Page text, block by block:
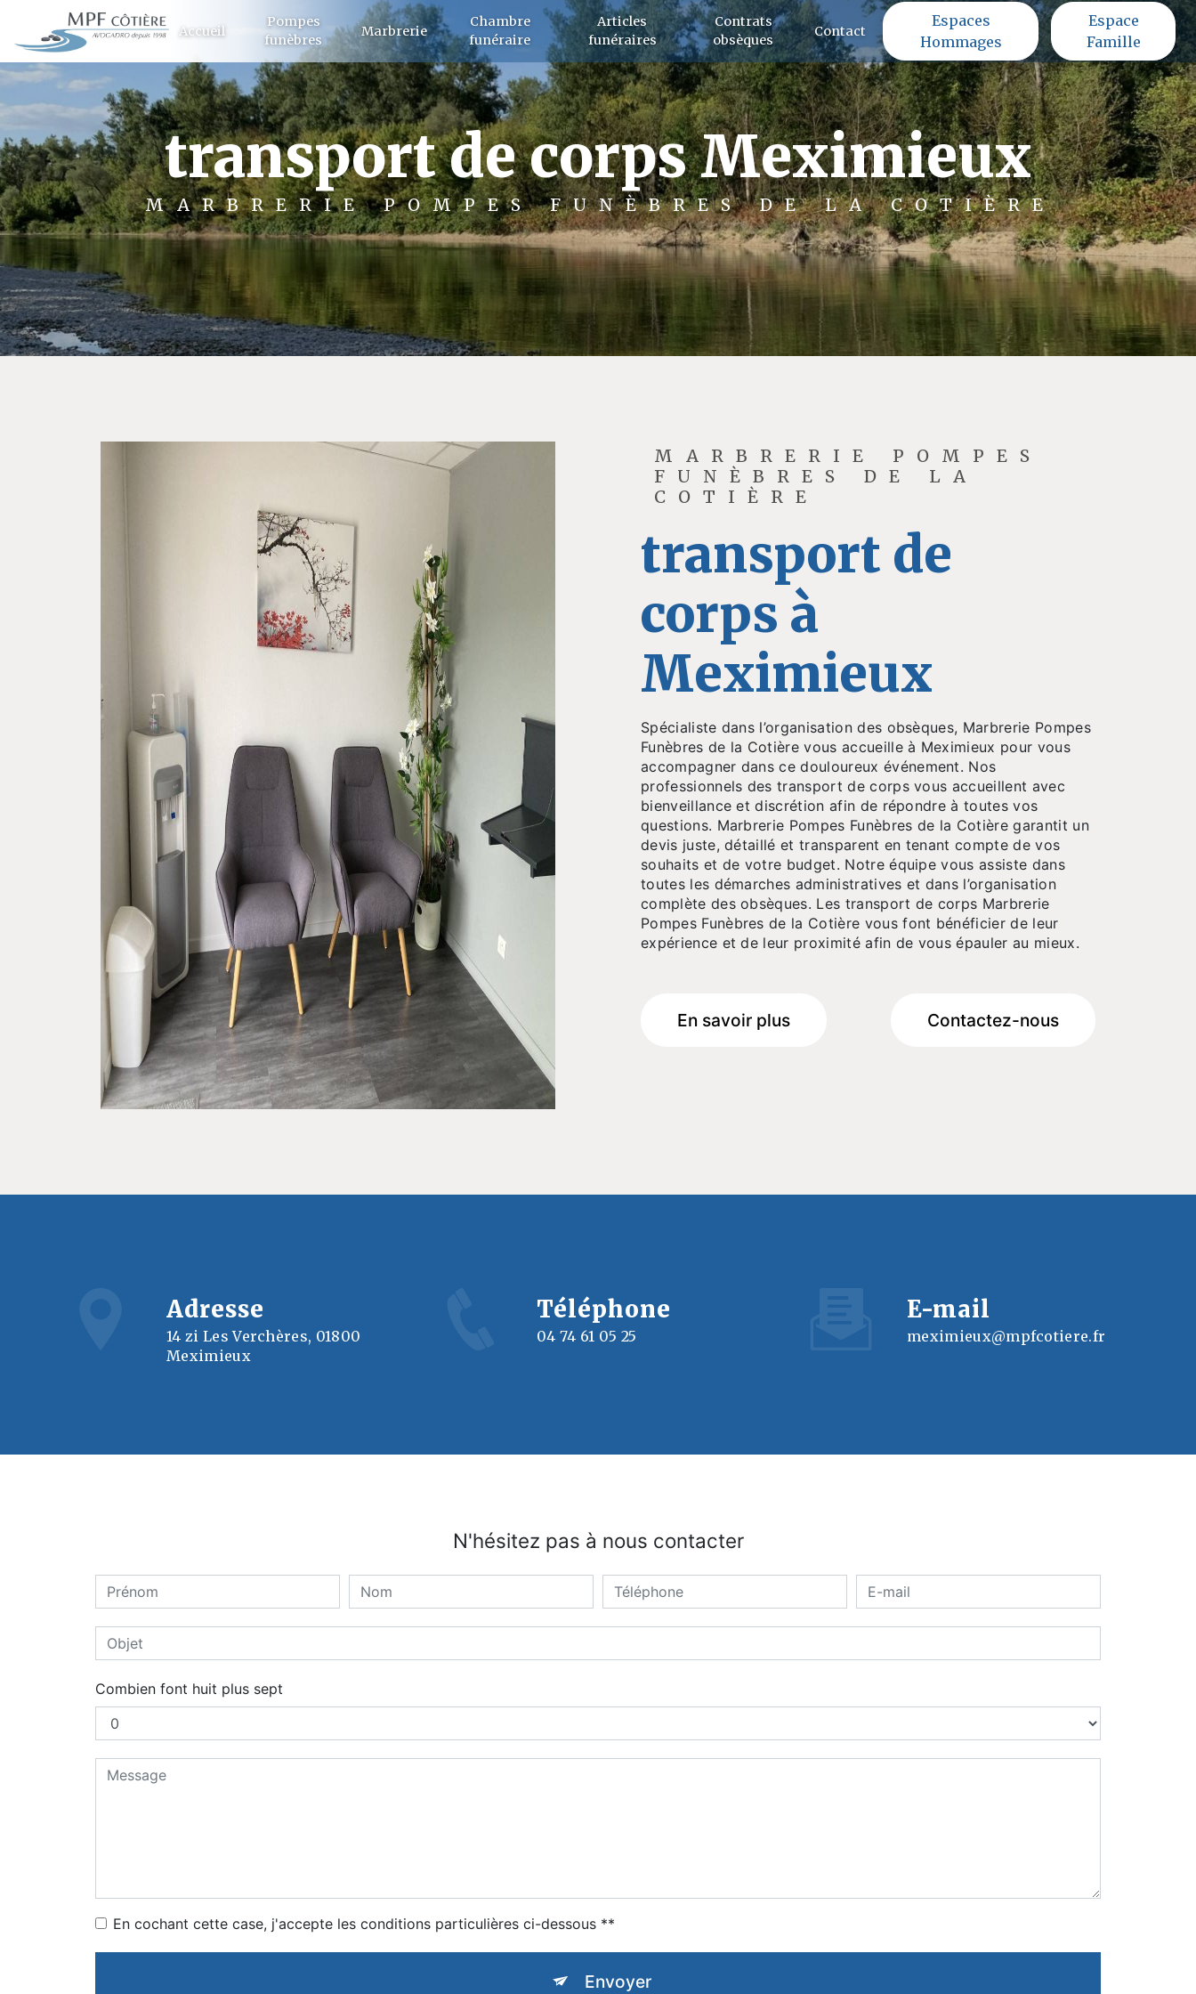
Accueil
Pompes
funèbres
Marbrerie
Chambre
funéraire
Articles
funéraires
Contrats
obsèques
Contact
Espaces
Hommages
Espace
Famille
transport de corps Meximieux
MARBRERIE POMPES FUNÈBRES DE LA COTIÈRE
MARBRERIE POMPES
FUNÈBRES DE LA
COTIÈRE
transport de
corps à
Meximieux
Spécialiste dans l’organisation des obsèques, Marbrerie Pompes
Funèbres de la Cotière vous accueille à Meximieux pour vous
accompagner dans ce douloureux événement. Nos
professionnels des transport de corps vous accueillent avec
bienveillance et discrétion afin de répondre à toutes vos
questions. Marbrerie Pompes Funèbres de la Cotière garantit un
devis juste, détaillé et transparent en tenant compte de vos
souhaits et de votre budget. Notre équipe vous assiste dans
toutes les démarches administratives et dans l’organisation
complète des obsèques. Les transport de corps Marbrerie
Pompes Funèbres de la Cotière vous font bénéficier de leur
expérience et de leur proximité afin de vous épauler au mieux.
En savoir plus Contactez-nous
Adresse
14 zi Les Verchères, 01800
Meximieux
Téléphone
04 74 61 05 25
E-mail
meximieux@mpfcotiere.fr
N'hésitez pas à nous contacter
Combien font huit plus sept
En cochant cette case, j'accepte les conditions particulières ci-dessous **
Envoyer
Panneau de gestion des cookies